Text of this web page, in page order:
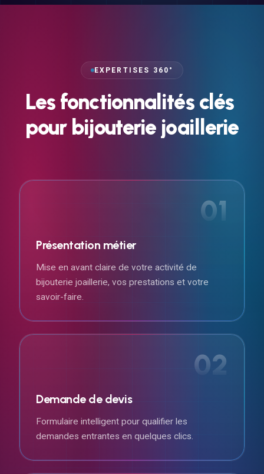
EXPERTISES 360°
Les fonctionnalités clés
pour bijouterie joaillerie
01
Présentation métier
Mise en avant claire de votre activité de
bijouterie joaillerie, vos prestations et votre
savoir-faire.
02
Demande de devis
Formulaire intelligent pour qualifier les
demandes entrantes en quelques clics.